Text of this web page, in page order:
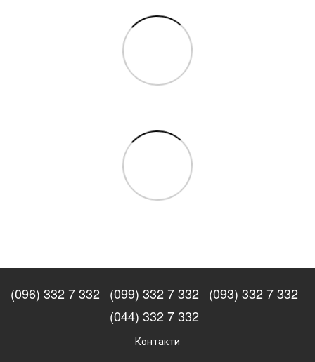
(096) 332 7 332 (099) 332 7 332 (093) 332 7 332
(044) 332 7 332
Контакти